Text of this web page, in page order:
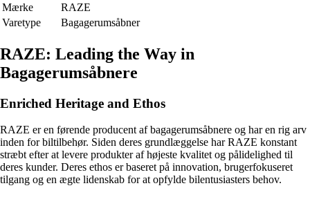
Mærke
RAZE
Varetype
Bagagerumsåbner
RAZE: Leading the Way in
Bagagerumsåbnere
Enriched Heritage and Ethos
RAZE er en førende producent af bagagerumsåbnere og har en rig arv
inden for biltilbehør. Siden deres grundlæggelse har RAZE konstant
stræbt efter at levere produkter af højeste kvalitet og pålidelighed til
deres kunder. Deres ethos er baseret på innovation, brugerfokuseret
tilgang og en ægte lidenskab for at opfylde bilentusiasters behov.